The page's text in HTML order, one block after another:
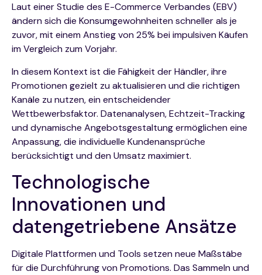
Laut einer Studie des E-Commerce Verbandes (EBV)
ändern sich die Konsumgewohnheiten schneller als je
zuvor, mit einem Anstieg von 25% bei impulsiven Käufen
im Vergleich zum Vorjahr.
In diesem Kontext ist die Fähigkeit der Händler, ihre
Promotionen gezielt zu aktualisieren und die richtigen
Kanäle zu nutzen, ein entscheidender
Wettbewerbsfaktor. Datenanalysen, Echtzeit-Tracking
und dynamische Angebotsgestaltung ermöglichen eine
Anpassung, die individuelle Kundenansprüche
berücksichtigt und den Umsatz maximiert.
Technologische
Innovationen und
datengetriebene Ansätze
Digitale Plattformen und Tools setzen neue Maßstäbe
für die Durchführung von Promotions. Das Sammeln und